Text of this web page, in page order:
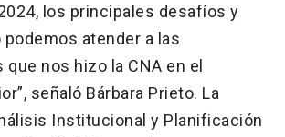
los principales desafíos y
atender a las
nos hizo la CNA en el
señaló Bárbara Prieto. La
Institucional y Planificación